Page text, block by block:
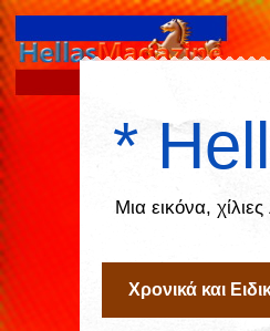
*
Μια εικόνα,
Χρονικά και